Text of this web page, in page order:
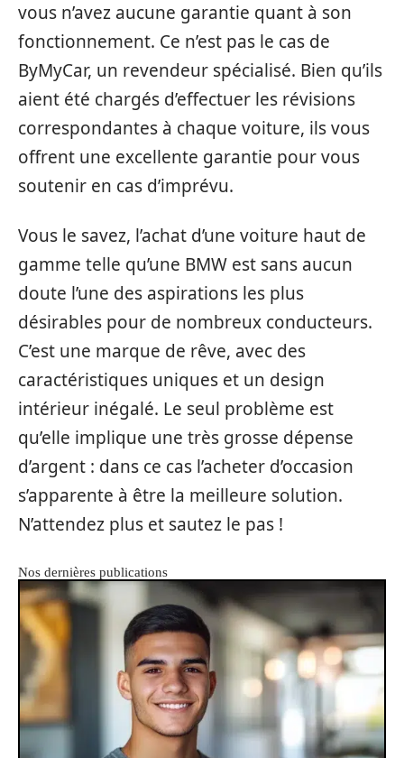
vous n’avez aucune garantie quant à son
fonctionnement. Ce n’est pas le cas de
ByMyCar, un revendeur spécialisé. Bien qu’ils
aient été chargés d’effectuer les révisions
correspondantes à chaque voiture, ils vous
offrent une excellente garantie pour vous
soutenir en cas d’imprévu.
Vous le savez, l’achat d’une voiture haut de
gamme telle qu’une BMW est sans aucun
doute l’une des aspirations les plus
désirables pour de nombreux conducteurs.
C’est une marque de rêve, avec des
caractéristiques uniques et un design
intérieur inégalé. Le seul problème est
qu’elle implique une très grosse dépense
d’argent : dans ce cas l’acheter d’occasion
s’apparente à être la meilleure solution.
N’attendez plus et sautez le pas !
Nos dernières publications